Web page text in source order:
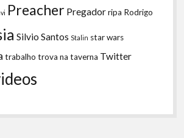
Preacher Pregadorripa Rodrigo
Silvio Santos Stalin star wars
trabalho trova na taverna Twitter